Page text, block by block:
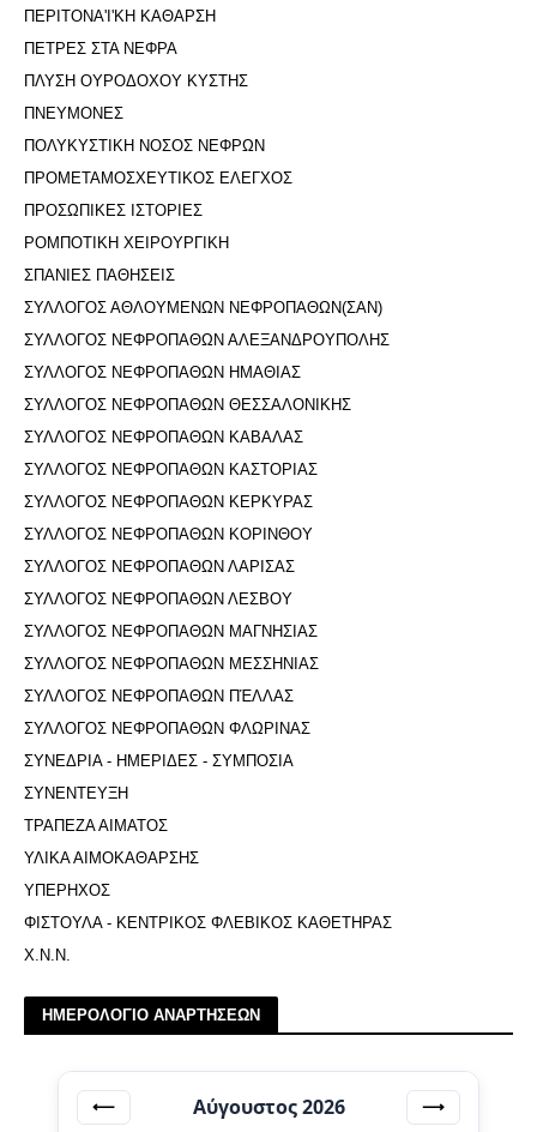
ΠΕΡΙΤΟΝΑ'I'ΚΗ ΚΑΘΑΡΣΗ
ΠΕΤΡΕΣ ΣΤΑ ΝΕΦΡΑ
ΠΛΥΣΗ ΟΥΡΟΔΟΧΟΥ ΚΥΣΤΗΣ
ΠΝΕΥΜΟΝΕΣ
ΠΟΛΥΚΥΣΤΙΚΗ ΝΟΣΟΣ ΝΕΦΡΩΝ
ΠΡΟΜΕΤΑΜΟΣΧΕΥΤΙΚΟΣ ΕΛΕΓΧΟΣ
ΠΡΟΣΩΠΙΚΕΣ ΙΣΤΟΡΙΕΣ
ΡΟΜΠΟΤΙΚΗ ΧΕΙΡΟΥΡΓΙΚΗ
ΣΠΑΝΙΕΣ ΠΑΘΗΣΕΙΣ
ΣΥΛΛΟΓΟΣ ΑΘΛΟΥΜΕΝΩΝ ΝΕΦΡΟΠΑΘΩΝ(ΣΑΝ)
ΣΥΛΛΟΓΟΣ ΝΕΦΡΟΠΑΘΩΝ ΑΛΕΞΑΝΔΡΟΥΠΟΛΗΣ
ΣΥΛΛΟΓΟΣ ΝΕΦΡΟΠΑΘΩΝ ΗΜΑΘΙΑΣ
ΣΥΛΛΟΓΟΣ ΝΕΦΡΟΠΑΘΩΝ ΘΕΣΣΑΛΟΝΙΚΗΣ
ΣΥΛΛΟΓΟΣ ΝΕΦΡΟΠΑΘΩΝ ΚΑΒΑΛΑΣ
ΣΥΛΛΟΓΟΣ ΝΕΦΡΟΠΑΘΩΝ ΚΑΣΤΟΡΙΑΣ
ΣΥΛΛΟΓΟΣ ΝΕΦΡΟΠΑΘΩΝ ΚΕΡΚΥΡΑΣ
ΣΥΛΛΟΓΟΣ ΝΕΦΡΟΠΑΘΩΝ ΚΟΡΙΝΘΟΥ
ΣΥΛΛΟΓΟΣ ΝΕΦΡΟΠΑΘΩΝ ΛΑΡΙΣΑΣ
ΣΥΛΛΟΓΟΣ ΝΕΦΡΟΠΑΘΩΝ ΛΕΣΒΟΥ
ΣΥΛΛΟΓΟΣ ΝΕΦΡΟΠΑΘΩΝ ΜΑΓΝΗΣΙΑΣ
ΣΥΛΛΟΓΟΣ ΝΕΦΡΟΠΑΘΩΝ ΜΕΣΣΗΝΙΑΣ
ΣΥΛΛΟΓΟΣ ΝΕΦΡΟΠΑΘΩΝ ΠΈΛΛΑΣ
ΣΥΛΛΟΓΟΣ ΝΕΦΡΟΠΑΘΩΝ ΦΛΩΡΙΝΑΣ
ΣΥΝΕΔΡΙΑ - ΗΜΕΡΙΔΕΣ - ΣΥΜΠΟΣΙΑ
ΣΥΝΕΝΤΕΥΞΗ
ΤΡΑΠΕΖΑ ΑΙΜΑΤΟΣ
ΥΛΙΚΑ ΑΙΜΟΚΑΘΑΡΣΗΣ
ΥΠΕΡΗΧΟΣ
ΦΙΣΤΟΥΛΑ - ΚΕΝΤΡΙΚΟΣ ΦΛΕΒΙΚΟΣ ΚΑΘΕΤΗΡΑΣ
Χ.Ν.Ν.
ΗΜΕΡΟΛΟΓΙΟ ΑΝΑΡΤΗΣΕΩΝ
⟵ Αύγουστος 2026 ⟶